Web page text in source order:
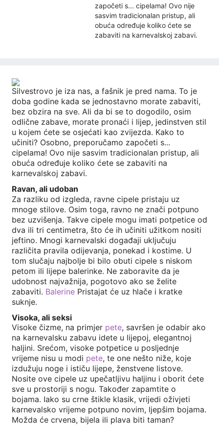
započeti s... cipelama! Ovo nije
sasvim tradicionalan pristup, ali
obuća određuje koliko ćete se
zabaviti na karnevalskoj zabavi.
Silvestrovo je iza nas, a fašnik je pred nama. To je
doba godine kada se jednostavno morate zabaviti,
bez obzira na sve. Ali da bi se to dogodilo, osim
odlične zabave, morate pronaći i lijep, jedinstven stil
u kojem ćete se osjećati kao zvijezda. Kako to
učiniti? Osobno, preporučamo započeti s...
cipelama! Ovo nije sasvim tradicionalan pristup, ali
obuća određuje koliko ćete se zabaviti na
karnevalskoj zabavi.
Ravan, ali udoban
Za razliku od izgleda, ravne cipele pristaju uz
mnoge stilove. Osim toga, ravno ne znači potpuno
bez uzvišenja. Takve cipele mogu imati potpetice od
dva ili tri centimetra, što će ih učiniti užitkom nositi
jeftino. Mnogi karnevalski događaji uključuju
različita pravila odijevanja, ponekad i kostime. U
tom slučaju najbolje bi bilo obuti cipele s niskom
petom ili lijepe balerinke. Ne zaboravite da je
udobnost najvažnija, pogotovo ako se želite
zabaviti. Balerine Pristajat će uz hlače i kratke
suknje.
Visoka, ali seksi
Visoke čizme, na primjer pete, savršen je odabir ako
na karnevalsku zabavu idete u lijepoj, elegantnoj
haljini. Srećom, visoke potpetice u posljednje
vrijeme nisu u modi pete, te one nešto niže, koje
izdužuju noge i ističu lijepe, ženstvene listove.
Nosite ove cipele uz upečatljivu haljinu i oborit ćete
sve u prostoriji s nogu. Također zapamtite o
bojama. Iako su crne štikle klasik, vrijedi oživjeti
karnevalsko vrijeme potpuno novim, ljepšim bojama.
Možda će crvena, bijela ili plava biti taman?